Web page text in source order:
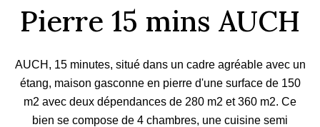
Pierre 15 mins AUCH
AUCH, 15 minutes, situé dans un cadre agréable avec un
étang, maison gasconne en pierre d'une surface de 150
m2 avec deux dépendances de 280 m2 et 360 m2. Ce
bien se compose de 4 chambres, une cuisine semi